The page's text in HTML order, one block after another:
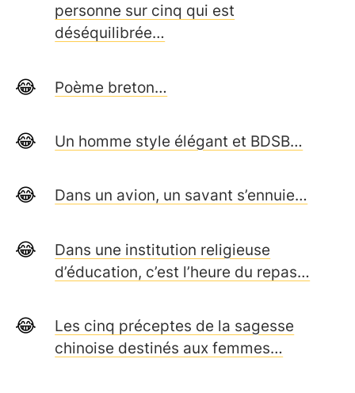
personne sur cinq qui est
déséquilibrée…
Poème breton…
Un homme style élégant et BDSB…
Dans un avion, un savant s’ennuie…
Dans une institution religieuse
d’éducation, c’est l’heure du repas…
Les cinq préceptes de la sagesse
chinoise destinés aux femmes…